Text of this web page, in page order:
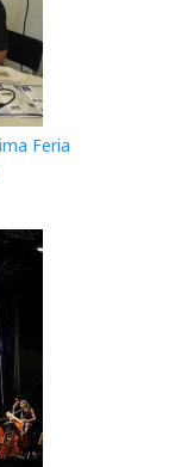
Feria